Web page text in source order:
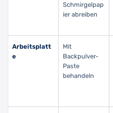
Schmirgelpap
ier abreiben
Arbeitsplatt
e
Mit
Backpulver-
Paste
behandeln